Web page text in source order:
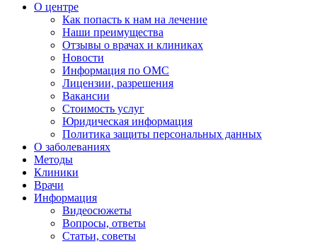
О центре
Как попасть к нам на лечение
Наши преимущества
Отзывы о врачах и клиниках
Новости
Информация по ОМС
Лицензии, разрешения
Вакансии
Стоимость услуг
Юридическая информация
Политика защиты персональных данных
О заболеваниях
Методы
Клиники
Врачи
Информация
Видеосюжеты
Вопросы, ответы
Статьи, советы